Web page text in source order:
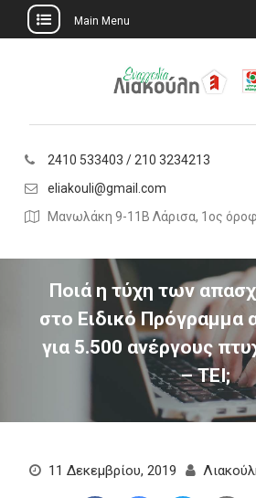
Main Menu
2410 533403 / 210 3234213
eliakouli@gmail.com
Μανωλάκη 9-11Β Λάρισα, 1ος
Ποιά η τύχη των
στο Ειδικό Πρόγραμμα
για 5.500 ανέργους
– ΤΕΙ;
11 Δεκεμβρίου, 2019